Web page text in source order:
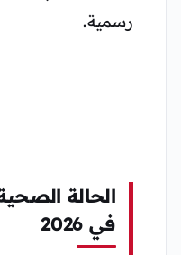
رسمية.
الحالة
في 2026